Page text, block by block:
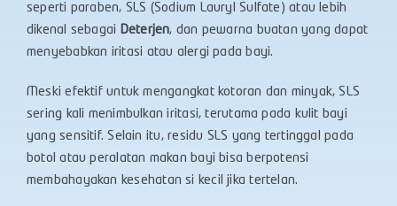
seperti paraben, SLS (Sodium Lauryl Sulfate) atau lebih
dikenal sebagai Deterjen, dan pewarna buatan yang dapat
menyebabkan iritasi atau alergi pada bayi.
Meski efektif untuk mengangkat kotoran dan minyak, SLS
sering kali menimbulkan iritasi, terutama pada kulit bayi
yang sensitif. Selain itu, residu SLS yang tertinggal pada
botol atau peralatan makan bayi bisa berpotensi
membahayakan kesehatan si kecil jika tertelan.